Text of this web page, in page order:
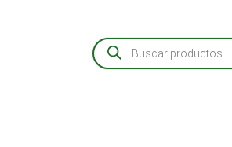
Búsqueda
de
productos